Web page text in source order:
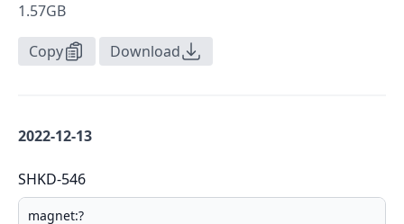
1.57GB
Copy Download
2022-12-13
SHKD-546